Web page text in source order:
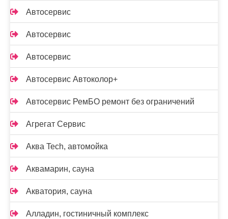
Автосервис
Автосервис
Автосервис
Автосервис Автоколор+
Автосервис РемБО ремонт без ограничений
Агрегат Сервис
Аква Tech, автомойка
Аквамарин, сауна
Акватория, сауна
Алладин, гостиничный комплекс